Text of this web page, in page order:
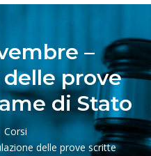
–
prove
di Stato
Corsi
delle prove scritte